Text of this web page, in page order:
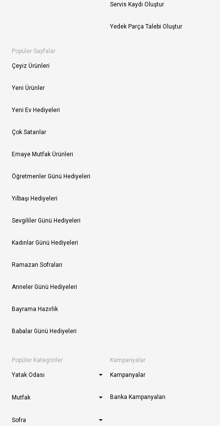
Servis Kaydı Oluştur
Yedek Parça Talebi Oluştur
Popüler Sayfalar
Çeyiz Ürünleri
Yeni Ürünler
Yeni Ev Hediyeleri
Çok Satanlar
Emaye Mutfak Ürünleri
Öğretmenler Günü Hediyeleri
Yılbaşı Hediyeleri
Sevgililer Günü Hediyeleri
Kadınlar Günü Hediyeleri
Ramazan Sofraları
Anneler Günü Hediyeleri
Bayrama Hazırlık
Babalar Günü Hediyeleri
Popüler Kategoriler
Yatak Odası
Mutfak
Sofra
Kampanyalar
Kampanyalar
Banka Kampanyaları